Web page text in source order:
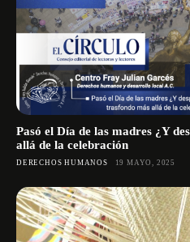
Pasó el Día de las madres ¿Y
allá de la celebración
DERECHOS HUMANOS 19 MAYO, 2025